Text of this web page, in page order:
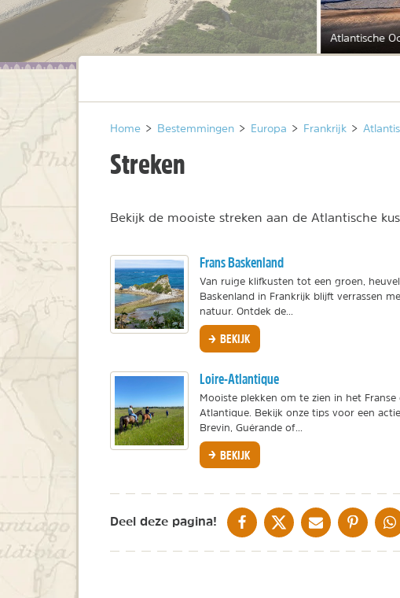
Atlantische
Home > Bestemmingen > Europa > Frankrijk >
Streken
Bekijk de mooiste streken aan de Atlantische
Frans Baskenland
Van ruige klifkusten tot een groen,
Baskenland in Frankrijk blijft verrassen
natuur. Ontdek de...
BEKIJK
Loire-Atlantique
Mooiste plekken om te zien in het
Atlantique. Bekijk onze tips voor een
Brevin, Guérande of...
BEKIJK
Deel deze pagina! DELEN OP FACEBOOK
DELEN OP XDELEN VIA DE MAIL
DELEN OP